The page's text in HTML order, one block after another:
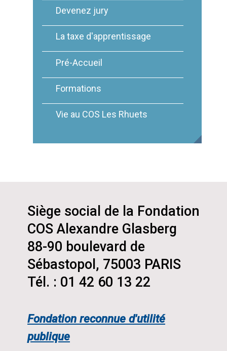
Devenez jury
La taxe d'apprentissage
Pré-Accueil
Formations
Vie au COS Les Rhuets
Siège social de la Fondation
COS Alexandre Glasberg
88-90 boulevard de
Sébastopol, 75003 PARIS
Tél. : 01 42 60 13 22
Fondation reconnue d'utilité
publique